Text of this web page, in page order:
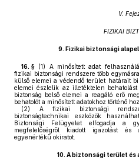
V.
FIZIKAI
9. Fizikai biztonsági
16. § (1)
A minősített adat
fizikai biztonsági rendszere több
külső elemei a védendő terület határait
elemei észlelik az illetéktelen
biztonság belső elemei a reagáló erő
behatolót a minősített adatokhoz történő
(2) A fizikai biztonsági
biztonságtechnikai eszközök
Biztonsági Felügyelet elfogadja a
megfelelőségről kiadott igazolást
egyenértékű okiratot.
10. A biztonsági terület és